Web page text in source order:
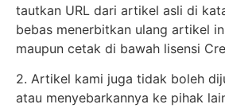
tautkan URL dari artikel asli di
bebas menerbitkan ulang artikel
maupun cetak di bawah lisensi
2. Artikel kami juga tidak boleh
atau menyebarkannya ke pihak